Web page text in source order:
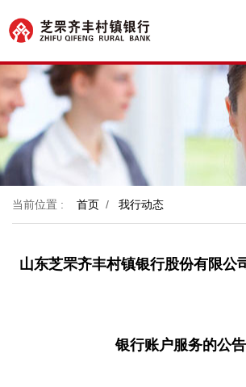
当前位置 : 首页 / 我行动态
山东芝罘齐丰村镇银行股份有限公
银行账户服务的公告